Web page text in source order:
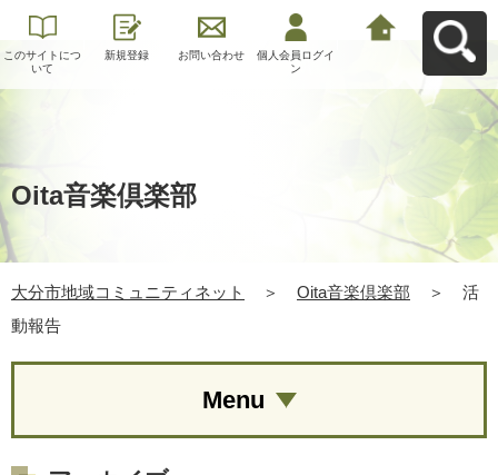
このサイトにつ
いて
新規登録 お問い合わせ
個人会員ログイ
ン
Oita音楽倶楽部
大分市地域コミュニティネット ＞ Oita音楽倶楽部 ＞
活
動報告
Menu